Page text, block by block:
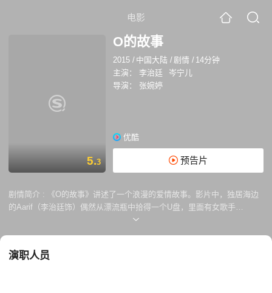
电影
5.3
O的故事
2015 / 中国大陆 /剧情 / 14分钟
主演：
李治廷
岑宁儿
导演：
张婉婷
优酷
预告片
剧情简介 :
《O的故事》讲述了一个浪漫的爱情故事。影片中，独居海边
的Aarif（李治廷饰）偶然从漂流瓶中拾得一个U盘，里面有女歌手
YoYo（岑宁儿饰）未完成的歌曲。Aarif将歌曲完成，如愿邂逅YoYo，不
行的轨迹、海面反射的光斑、扔出去又回来的飞盘，以及定情钻戒等都特
演职人员